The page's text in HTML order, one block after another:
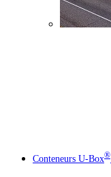
Conteneurs U-Box®